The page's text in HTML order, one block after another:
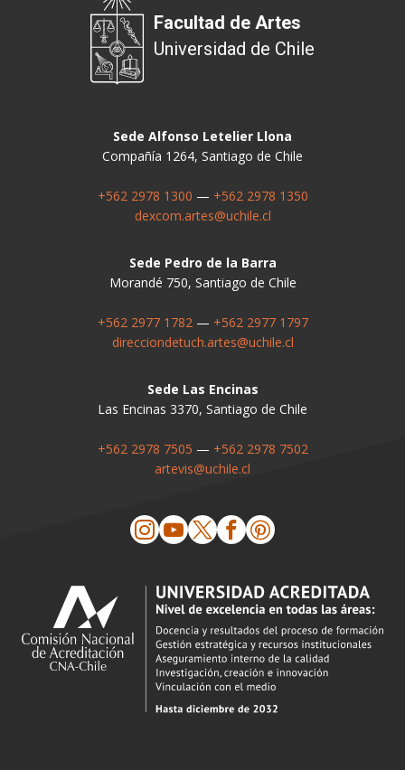
Facultad de Artes
Universidad de Chile
Sede Alfonso Letelier Llona
Compañía 1264, Santiago de Chile
+562 2978 1300 — +562 2978 1350
dexcom.artes@uchile.cl
Sede Pedro de la Barra
Morandé 750, Santiago de Chile
+562 2977 1782 — +562 2977 1797
direcciondetuch.artes@uchile.cl
Sede Las Encinas
Las Encinas 3370, Santiago de Chile
+562 2978 7505 — +562 2978 7502
artevis@uchile.cl